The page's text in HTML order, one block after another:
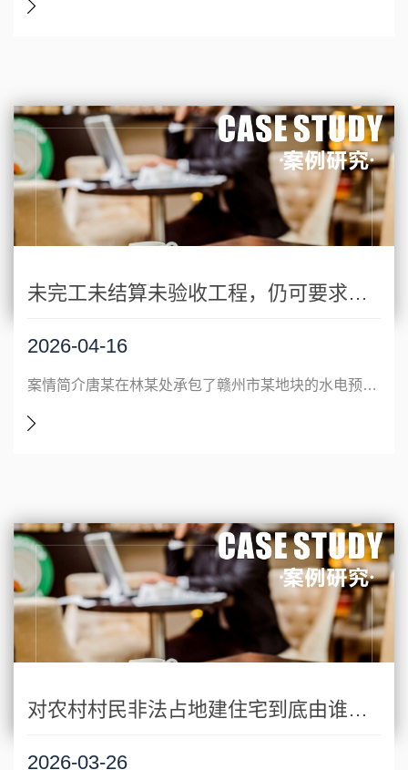
未完工未结算未验收工程，仍可要求支付工程款
2026-04-16
案情简介唐某在林某处承包了赣州市某地块的水电预埋工程，后因业主资金问题停工多年，唐某完成的工程一直未进行结算也未拿到工程款。后唐某委托我所提起诉讼，我所在收集证据后将转林某及项目总承包人起诉至法院，历时一年半后该案最终由法院作出判决。判决结果该工程因业主和总承包方资金问题停工，导致唐某无法按合同约定
对农村村民非法占地建住宅到底由谁进行查处
2026-03-26